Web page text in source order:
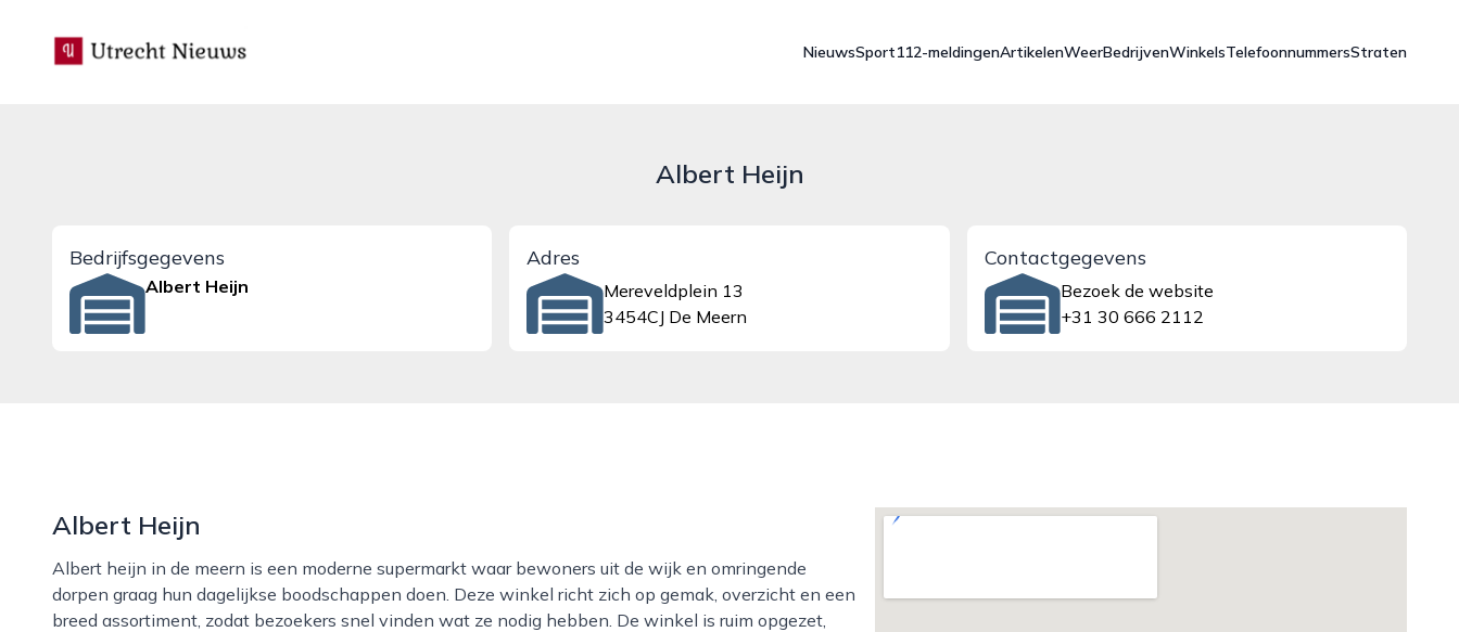
utrecht-nieuws.nl
NieuwsSport112-meldingenArtikelenWeerBedrijvenWinkelsTelefoonnummersStraten
Albert Heijn
Bedrijfsgegevens
Albert Heijn
Adres
Mereveldplein 13
3454CJ De Meern
Contactgegevens
Bezoek de website
+31 30 666 2112
Albert Heijn
Albert heijn in de meern is een moderne supermarkt waar bewoners uit de wijk en omringende
dorpen graag hun dagelijkse boodschappen doen. Deze winkel richt zich op gemak, overzicht en een
breed assortiment, zodat bezoekers snel vinden wat ze nodig hebben. De winkel is ruim opgezet,